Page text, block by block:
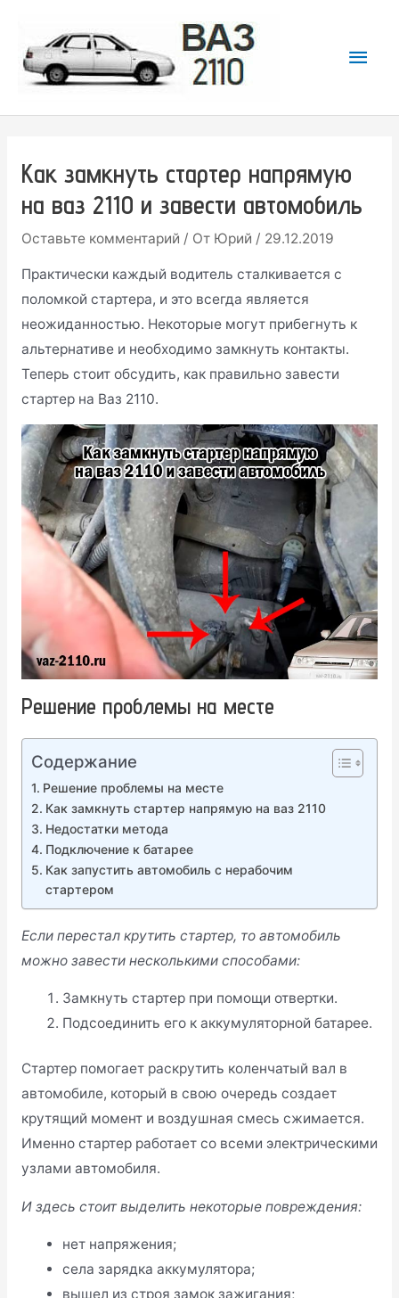
содержимому
Как замкнуть стартер напрямую
на ваз 2110 и завести автомобиль
Оставьте комментарий / От Юрий / 29.12.2019
Практически каждый водитель сталкивается с
поломкой стартера, и это всегда является
неожиданностью. Некоторые могут прибегнуть к
альтернативе и необходимо замкнуть контакты.
Теперь стоит обсудить, как правильно завести
стартер на Ваз 2110.
Решение проблемы на месте
Содержание
Решение проблемы на месте
Как замкнуть стартер напрямую на ваз 2110
Недостатки метода
Подключение к батарее
Как запустить автомобиль с нерабочим
стартером
Если перестал крутить стартер, то автомобиль
можно завести несколькими способами:
Замкнуть стартер при помощи отвертки.
Подсоединить его к аккумуляторной батарее.
Стартер помогает раскрутить коленчатый вал в
автомобиле, который в свою очередь создает
крутящий момент и воздушная смесь сжимается.
Именно стартер работает со всеми электрическими
узлами автомобиля.
И здесь стоит выделить некоторые повреждения:
нет напряжения;
села зарядка аккумулятора;
вышел из строя замок зажигания;